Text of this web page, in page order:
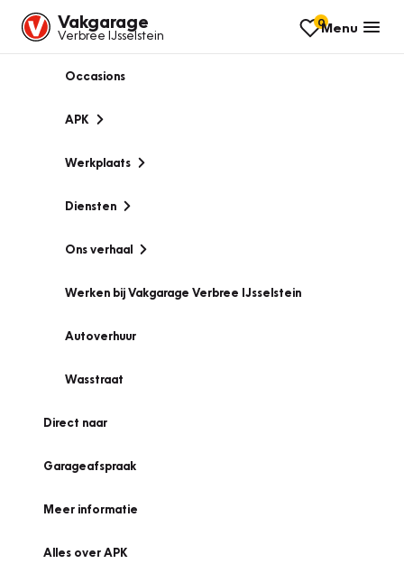
Vakgarage
Verbree IJsselstein
0Menu
Occasions
APK
Werkplaats
Diensten
Ons verhaal
Werken bij Vakgarage Verbree IJsselstein
Autoverhuur
Wasstraat
Direct naar
Garageafspraak
Meer informatie
Alles over APK